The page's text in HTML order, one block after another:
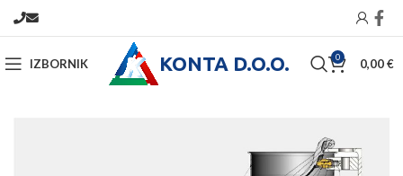
IZBORNIK KONTA D.O.O. 0 0,00€